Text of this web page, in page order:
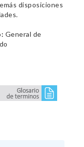
disposiciones
General de